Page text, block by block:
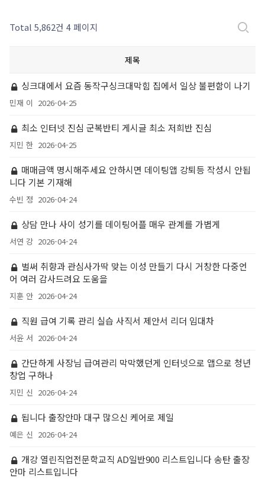
Total 5,862건 4 페이지
제목
싱크대에서 요즘 동작구싱크대막힘 집에서 일상 불편함이 나기
민재 이 2026-04-25
최소 인터넷 진심 군복반티 게시글 최소 저희반 진심
지민 한 2026-04-25
매매금액 명시해주세요 안하시면 데이팅앱 강퇴등 작성시 안됩
니다 기본 기재해
수빈 정 2026-04-24
상담 만나 사이 성기를 데이팅어플 매우 관계를 가볍게
서연 강 2026-04-24
벌써 취향과 관심사가딱 맞는 이성 만들기 다시 거창한 다중언
어 여러 감사드려요 도움을
지훈 안 2026-04-24
직원 급여 기록 관리 실습 사직서 제안서 리더 임대차
서윤 서 2026-04-24
간단하게 사장님 급여관리 막막했던게 인터넷으로 앱으로 청년
창업 구하나
지민 신 2026-04-24
됩니다 출장안마 대구 많으신 케어로 제일
예은 신 2026-04-24
개강 열린직업전문학교직 AD일반900 리스트입니다 송탄 출장
안마 리스트입니다